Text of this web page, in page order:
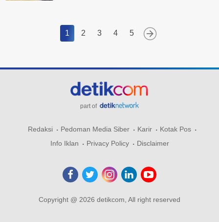
1 2 3 4 5
part of
Redaksi Pedoman Media Siber Karir
Kotak Pos
Info Iklan
Privacy Policy Disclaimer
Copyright @ 2026 detikcom, All right reserved